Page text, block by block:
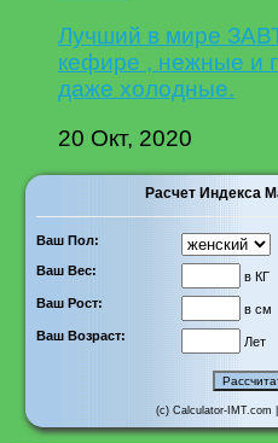
Лучший в мире
кефире , нежные и
даже холодные.
20 Окт, 2020
Расчет Индекса
Ваш Пол:
Ваш Вес:
в КГ
Ваш Рост:
в см
Ваш Возраст:
Лет
(c) Calculator-IMT.com |